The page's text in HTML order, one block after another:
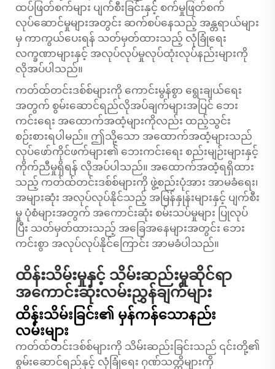
ထပ်ဖြတ်စက်များ ပျက်စီးခြင်းနှင့် စက်မှုဖြတ်စက်
လုပ်ဆောင်မှုများအတွင်း ဆက်စပ်နေသည့် အန္တရာယ်များ
မှ ကာကွယ်ပေးရန် သတ်မှတ်ထားသည့် လုံခြုံရေး
လက္ခဏာများနှင့် အလုပ်လုပ်မှုလုပ်ထုံးလုပ်နည်းများကို
လိုအပ်ပါသည်။
ကတ်ထ်တင်းဒစ်စ်များကို ကောင်းမွန်စွာ ရွေးချယ်ရေး
အတွက် စွမ်းဆောင်ရည်လိုအပ်ချက်များအပြင် ဘေး
ကင်းရေး အထောက်အထံ့များကိုလည်း ထည့်သွင်း
စဉ်းစားရပါမည်။ ဤသို့သော အထောက်အထံ့များသည်
လုပ်ဖော်ကိုင်ဖက်များ၏ ဘေးကင်းရေး စည်းမျဉ်းများနှင့်
ကိုက်ညီမှုရှိရန် လိုအပ်ပါသည်။ အထောက်အထံ့ရရှိထား
သည့် ကတ်ထ်တင်းဒစ်စ်များကို ဖွဲ့စည်းပုံအား အာမခံရေး၊
အများဆုံး အလုပ်လုပ်နိုင်သည့် အမြန်နှုန်းများနှင့် ပျက်စီး
မှု ပုံစံများအတွက် အကောင်းဆုံး စမ်းသပ်မှုများ ပြုလုပ်
ပြီး သတ်မှတ်ထားသည့် အခြေအနေများအတွင်း ဘေး
ကင်းစွာ အလုပ်လုပ်နိုင်ကြောင်း အာမခံပါသည်။
ထိန်းသိမ်းမှုနှင့် သိမ်းဆည်းမှုဆိုင်ရာ
အကောင်းဆုံးလမ်းညွှန်ချက်များ
ထိန်းသိမ်းခြင်း၏ မှန်ကန်သောနည်း
လမ်းများ
ကတ်ထ်တင်းဒစ်စ်များကို သိမ်းဆည်းခြင်းသည် ၎င်းတို့၏
စွမ်းဆောင်ရည်နှင့် လုံခြုံရေး ဂုဏ်သတ္တိများကို